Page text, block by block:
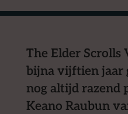
The Elder
bijna vijftien jaar
nog altijd razend
Keano Raubun